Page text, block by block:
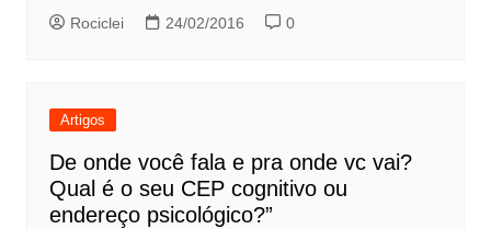
Rociclei 24/02/2016 0
Artigos
De onde você fala e pra onde vc vai?
Qual é o seu CEP cognitivo ou
endereço psicológico?”